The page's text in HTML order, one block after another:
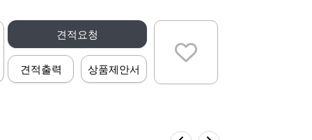
견적요청
견적출력 상품제안서